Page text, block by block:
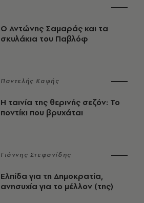
Ο Αντώνης Σαμαράς και τα
σκυλάκια του Παβλόφ
Παντελής Καψής
Η ταινία της θερινής σεζόν: Το
ποντίκι που βρυχάται
Γιάννης Στεφανίδης
Ελπίδα για τη Δημοκρατία,
ανησυχία για το μέλλον (της)